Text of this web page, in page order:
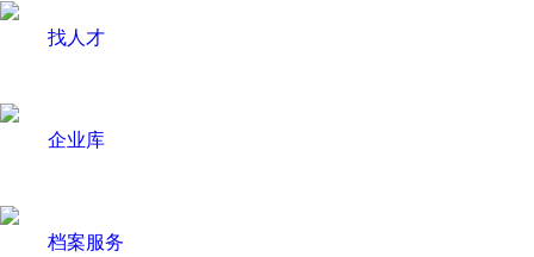
找人才
企业库
档案服务